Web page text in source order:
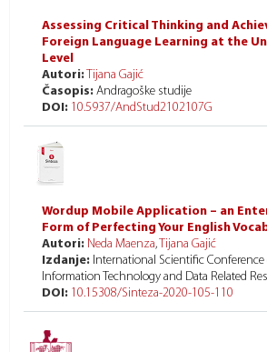
Assessing Critical Thinking and
Foreign Language Learning at the
Level
Autori: Tijana Gajić
Časopis: Andragoške studije
DOI: 10.5937/AndStud2102107G
Wordup Mobile Application – an
Form of Perfecting Your English
Autori: Neda Maenza, Tijana Gajić
Izdanje: International Scientific Conference
Information Technology and Data Related
DOI: 10.15308/Sinteza-2020-105-110